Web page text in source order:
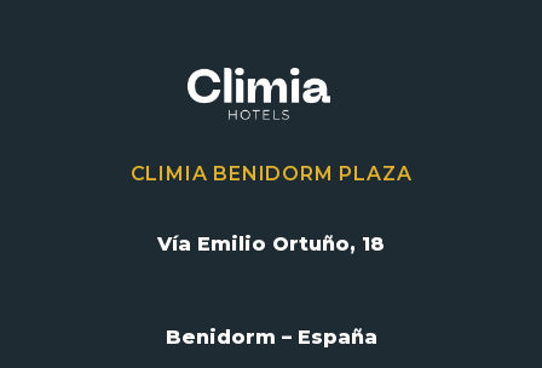
CLIMIA BENIDORM PLAZA
Vía Emilio Ortuño, 18
Benidorm – España